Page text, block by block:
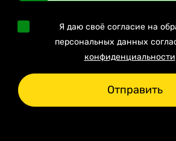
Я даю своё согласие на
персональных данных
конфиденциальности
Отправить